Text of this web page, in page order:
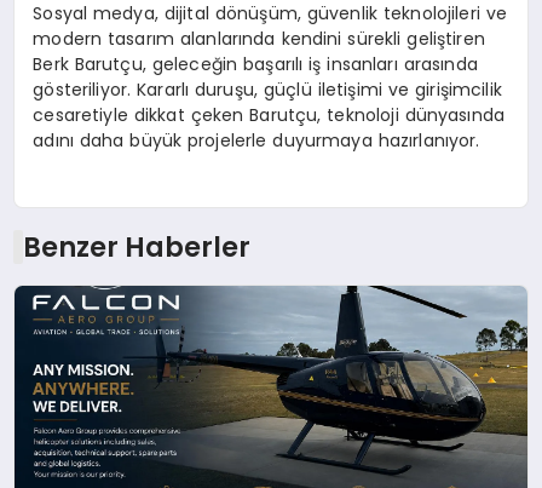
Sosyal medya, dijital dönüşüm, güvenlik teknolojileri ve
modern tasarım alanlarında kendini sürekli geliştiren
Berk Barutçu, geleceğin başarılı iş insanları arasında
gösteriliyor. Kararlı duruşu, güçlü iletişimi ve girişimcilik
cesaretiyle dikkat çeken Barutçu, teknoloji dünyasında
adını daha büyük projelerle duyurmaya hazırlanıyor.
Benzer Haberler